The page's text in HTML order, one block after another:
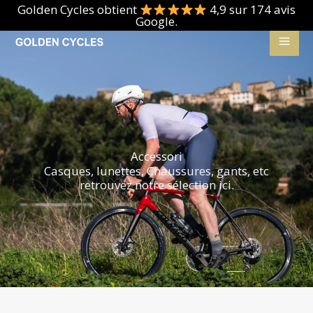
Golden Cycles obtient 4,9 sur 174 avis
Google.
al
contenuto
Accessori
Casques, lunettes, Chaussures, gants, etc
retrouvez notre sélection ici.